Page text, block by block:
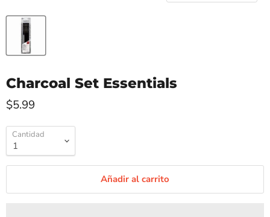
Charcoal Set Essentials
$5.99
Cantidad
Añadir al carrito